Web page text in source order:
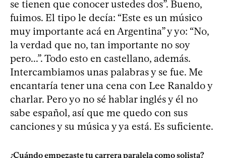
se tienen que conocer ustedes dos”. Bueno,
fuimos. El tipo le decía: “Este es un músico
muy importante acá en Argentina” y yo: “No,
la verdad que no, tan importante no soy
pero...”. Todo esto en castellano, además.
Intercambiamos unas palabras y se fue. Me
encantaría tener una cena con Lee Ranaldo y
charlar. Pero yo no sé hablar inglés y él no
sabe español, así que me quedo con sus
canciones y su música y ya está. Es suficiente.
¿Cuándo empezaste tu carrera paralela como solista?